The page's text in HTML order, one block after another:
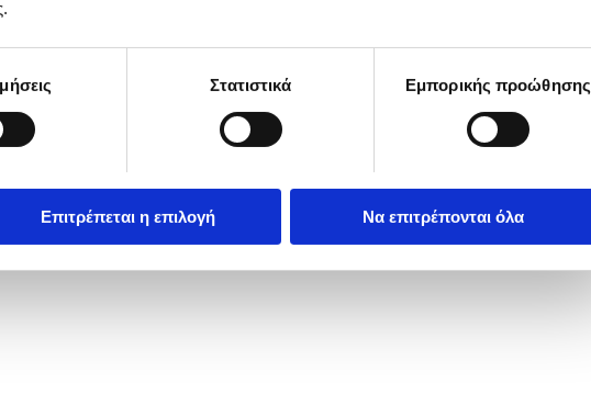
Στατιστικά Εμπορικής προώθησης
Επιτρέπεται η επιλογή Να επιτρέπονται όλα